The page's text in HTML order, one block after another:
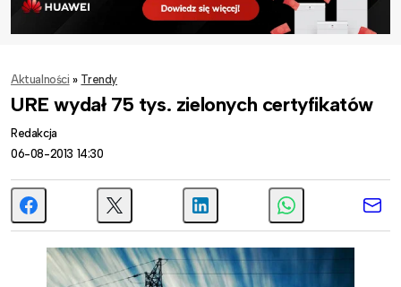
Aktualności » Trendy
URE wydał 75 tys. zielonych certyfikatów
Redakcja
06-08-2013 14:30